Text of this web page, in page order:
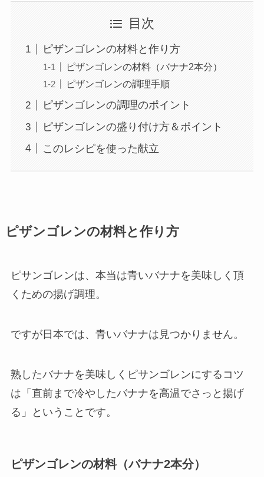
目次
ピザンゴレンの材料と作り方
ピザンゴレンの材料（バナナ2本分）
ピザンゴレンの調理手順
ピザンゴレンの調理のポイント
ピザンゴレンの盛り付け方＆ポイント
このレシピを使った献立
ピザンゴレンの材料と作り方
ピサンゴレンは、本当は青いバナナを美味しく頂
くための揚げ調理。
ですが日本では、青いバナナは見つかりません。
熟したバナナを美味しくピサンゴレンにするコツ
は「直前まで冷やしたバナナを高温でさっと揚げ
る」ということです。
ピザンゴレンの材料（バナナ2本分）